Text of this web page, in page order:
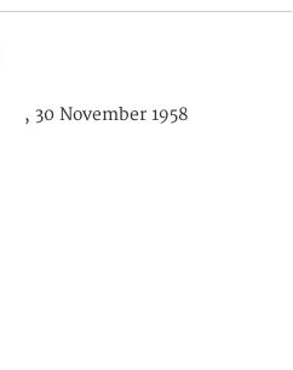
, 30 November 1958